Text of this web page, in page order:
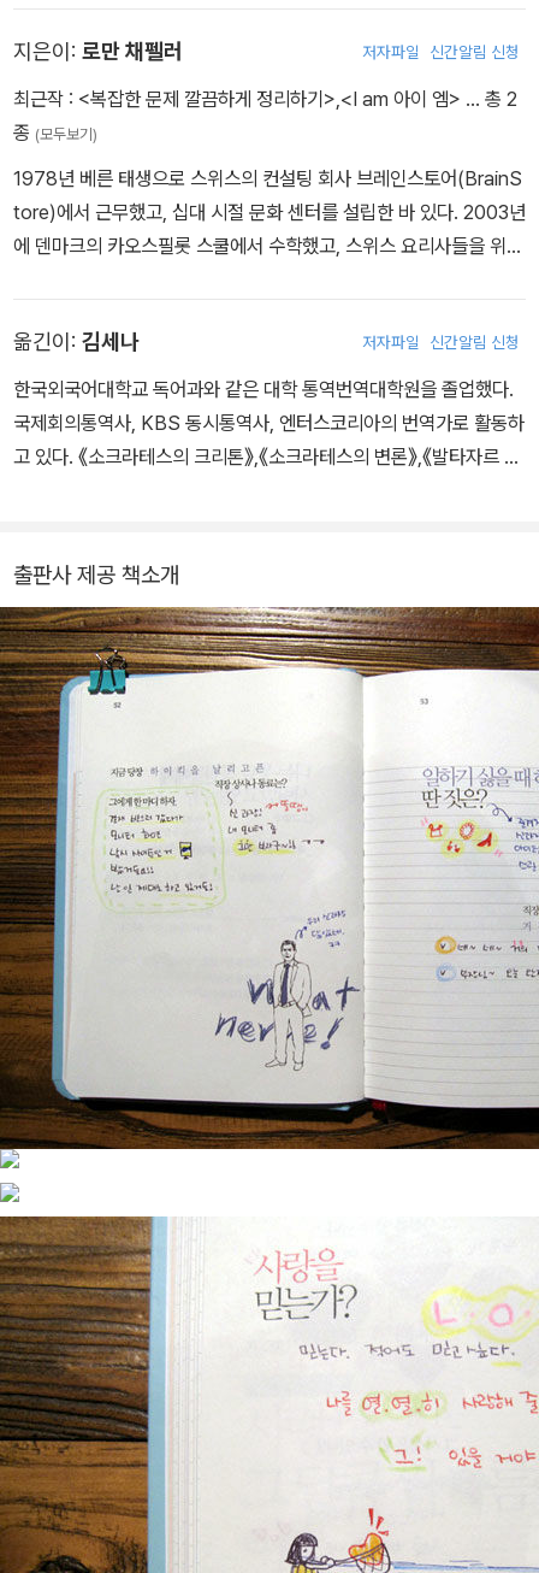
지은이: 로만 채펠러 저자파일 신간알림 신청
최근작 : <복잡한 문제 깔끔하게 정리하기>,<I am 아이 엠> … 총 2
종 (모두보기)
1978년 베른 태생으로 스위스의 컨설팅 회사 브레인스토어(BrainS
tore)에서 근무했고, 십대 시절 문화 센터를 설립한 바 있다. 2003년
에 덴마크의 카오스필롯 스쿨에서 수학했고, 스위스 요리사들을 위한
했다. 또 아이디어와 혁신을 주제로 컨설팅 서비스를 제공한다.
옮긴이: 김세나 저자파일 신간알림 신청
한국외국어대학교 독어과와 같은 대학 통역번역대학원을 졸업했다.
국제회의통역사, KBS 동시통역사, 엔터스코리아의 번역가로 활동하
고 있다. 《소크라테스의 크리톤》,《소크라테스의 변론》,《발타자르 그
출판사 제공 책소개